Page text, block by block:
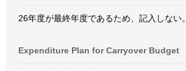
26年度が最終年度であるため、記入しない。
Expenditure Plan for Carryover Budget